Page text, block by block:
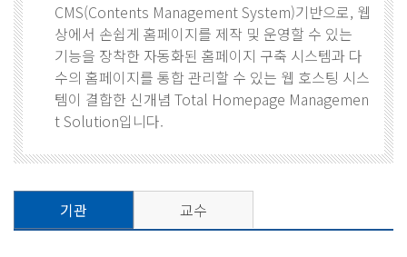
CMS(Contents Management System)기반으로, 웹
상에서 손쉽게 홈페이지를 제작 및 운영할 수 있는
기능을 장착한 자동화된 홈페이지 구축 시스템과 다
수의 홈페이지를 통합 관리할 수 있는 웹 호스팅 시스
템이 결합한 신개념 Total Homepage Managemen
t Solution입니다.
기관 교수